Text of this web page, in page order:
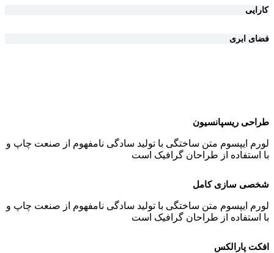
کارایی
فضای ابری
طراحی ریسپانسیون
لورم ایپسوم متن ساختگی با تولید سادگی نامفهوم از صنعت چاپ و
با استفاده از طراحان گرافیک است
شخصی سازی کامل
لورم ایپسوم متن ساختگی با تولید سادگی نامفهوم از صنعت چاپ و
با استفاده از طراحان گرافیک است
افکت پارالکس